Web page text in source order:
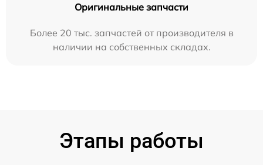
Оригинальные запчасти
Более 20 тыс. запчастей от производителя в
наличии на собственных складах.
Этапы работы